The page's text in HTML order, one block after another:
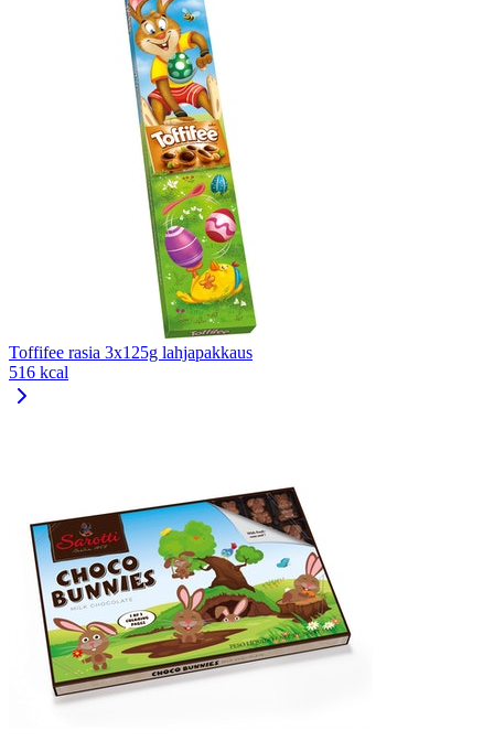
Toffifee rasia 3x125g lahjapakkaus
516 kcal